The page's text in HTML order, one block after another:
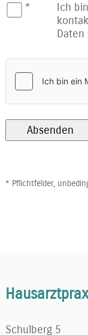
*
Ich
Daten
Absenden
* Pflichtfelder,
Schulberg 5